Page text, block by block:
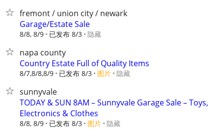
fremont / union city / newark
Garage/Estate Sale
8/8, 8/9 已发布 8/3 隐藏
napa county
Country Estate Full of Quality Items
8/7,8/8,8/9 已发布 8/3 图片 隐藏
sunnyvale
TODAY & SUN 8AM – Sunnyvale Garage Sale – Toys,
Electronics & Clothes
8/8, 8/9 已发布 8/3 图片 隐藏